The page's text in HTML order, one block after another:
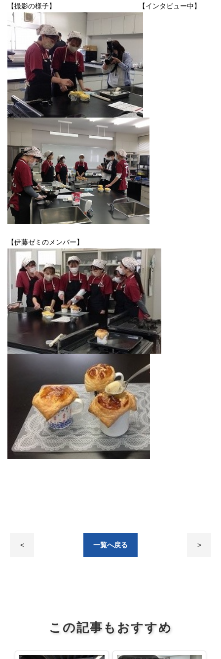
【撮影の様子】 【インタビュー中】
【伊藤ゼミのメンバー】
< 一覧へ戻る >
この記事もおすすめ